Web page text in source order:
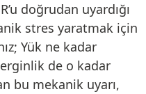
doğrudan uyardığı
stres yaratmak için
Yük ne kadar
de o kadar
bu mekanik uyarı,